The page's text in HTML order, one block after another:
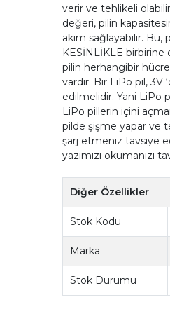
verir ve tehlikeli
değeri, pilin
akım sağlayabilir. Bu,
KESİNLİKLE birbirine
pilin herhangibir
vardır. Bir LiPo pil,
edilmelidir. Yani LiPo
LiPo pillerin içini
pilde şişme yapar ve
şarj etmeniz tavsiye
yazımızı okumanızı
Diğer Özellikler
Stok Kodu
Marka
Stok Durumu